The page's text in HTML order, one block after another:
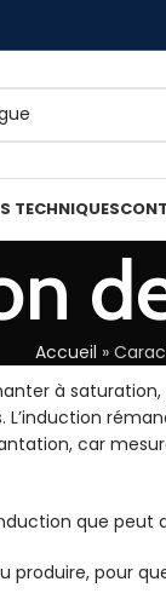
TECHNIQUES
Accueil »
à
car
que peut
pour